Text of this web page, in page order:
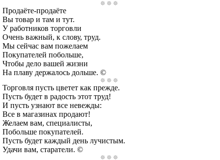
Продаёте-продаёте
Вы товар и там и тут.
У работников торговли
Очень важный, к слову, труд.
Мы сейчас вам пожелаем
Покупателей побольше,
Чтобы дело вашей жизни
На плаву держалось дольше. ©
Торговля пусть цветет как прежде.
Пусть будет в радость этот труд!
И пусть узнают все невежды:
Все в магазинах продают!
Желаем вам, специалисты,
Побольше покупателей.
Пусть будет каждый день лучистым.
Удачи вам, старатели. ©